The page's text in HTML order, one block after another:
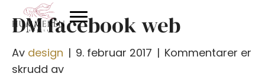
DM facebook web
Av design | 9. februar 2017 | Kommentarer er
skrudd avfor